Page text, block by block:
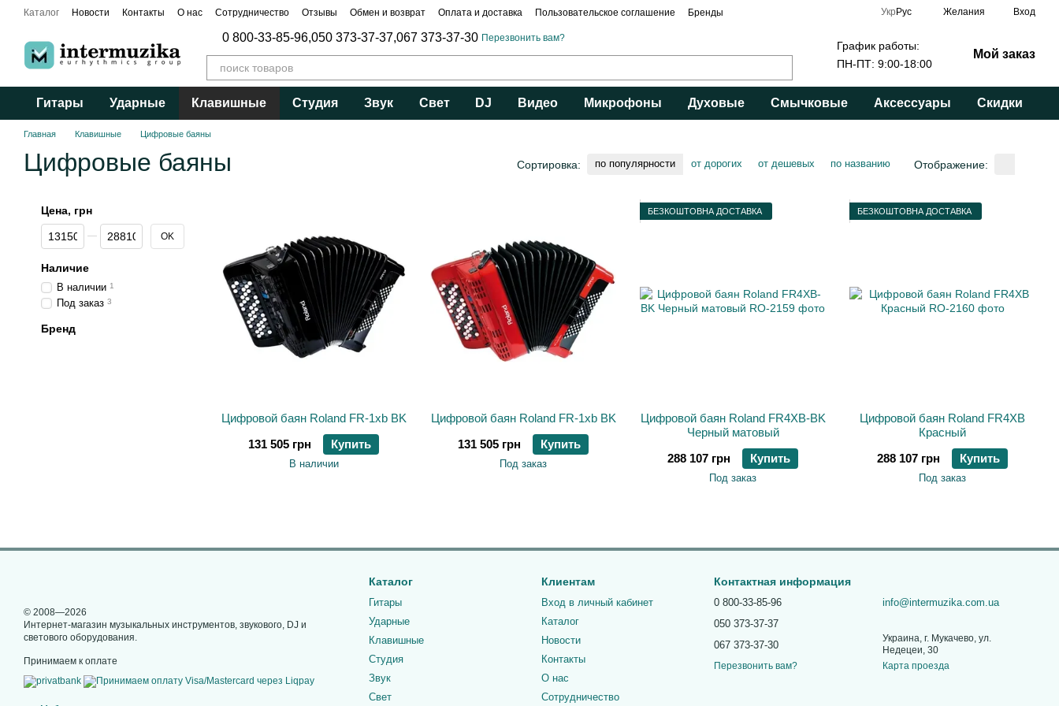
Перейти к основному контенту
Каталог Новости Контакты О нас Сотрудничество Отзывы Обмен и возврат Оплата и доставка Пользовательское соглашение
Бренды
Укр Рус Желания Вход
0 800-33-85-96,050 373-37-37,067 373-37-30 Перезвонить вам?
График работы:
ПН-ПТ: 9:00-18:00
Мой заказ
Гитары Ударные Клавишные Студия Звук Свет DJ Видео Микрофоны Духовые Смычковые Аксессуары Скидки
Главная Клавишные Цифровые баяны
Цифровые баяны Сортировка: по популярности от дорогих от дешевых по названию Отображение:
Цифровой баян Roland FR-1xb BK
131 505 грн
Купить
В наличии
Цифровой баян Roland FR-1xb BK
131 505 грн
Купить
Под заказ
БЕЗКОШТОВНА ДОСТАВКА
Цифровой баян Roland FR4XB-BK
Черный матовый
288 107 грн
Купить
Под заказ
БЕЗКОШТОВНА ДОСТАВКА
Цифровой баян Roland FR4XB
Красный
288 107 грн
Купить
Под заказ
Цена, грн
От Цена, грн
До Цена, грн OK
Наличие
В наличии 1
Под заказ 3
Бренд
© 2008—2026
Интернет-магазин музыкальных инструментов, звукового, DJ и
светового оборудования.
Принимаем к оплате
Каталог
Гитары
Ударные
Клавишные
Студия
Звук
Свет
Клиентам
Вход в личный кабинет
Каталог
Новости
Контакты
О нас
Сотрудничество
Контактная информация
0 800-33-85-96
050 373-37-37
067 373-37-30
Перезвонить вам?
info@intermuzika.com.ua
Украина, г. Мукачево, ул.
Недецеи, 30
Карта проезда